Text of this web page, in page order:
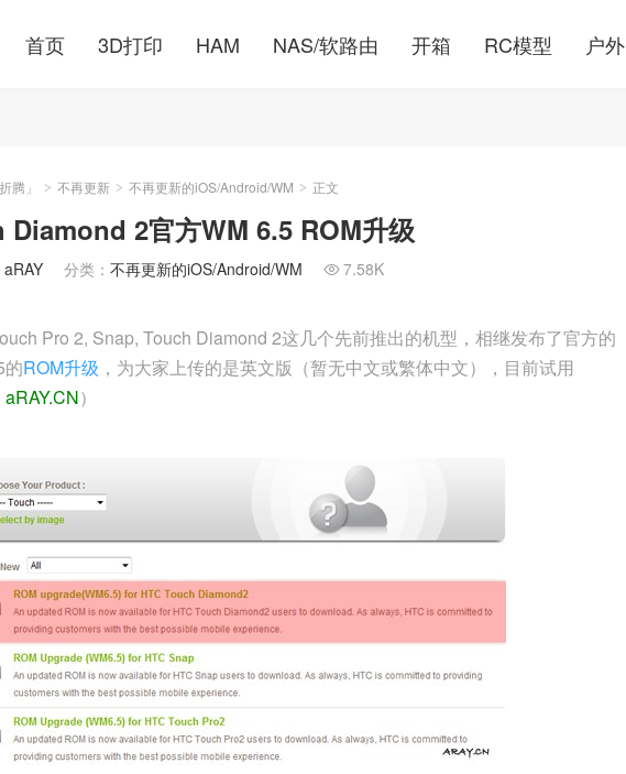
首页 3D打印 HAM NAS/软路由 开箱 RC模型 户外
腾」 > 不再更新 > 不再更新的iOS/Android/WM > 正文
2官方WM 6.5 ROM升级
aRAY 分类： 不再更新的iOS/Android/WM  7.58K
Pro 2, Snap, Touch Diamond 2这几个先前推出的机型，相继发布了官方的
的ROM升级 ，为大家上传的是英文版（暂无中文或繁体中文），目前试用
aRAY.CN）